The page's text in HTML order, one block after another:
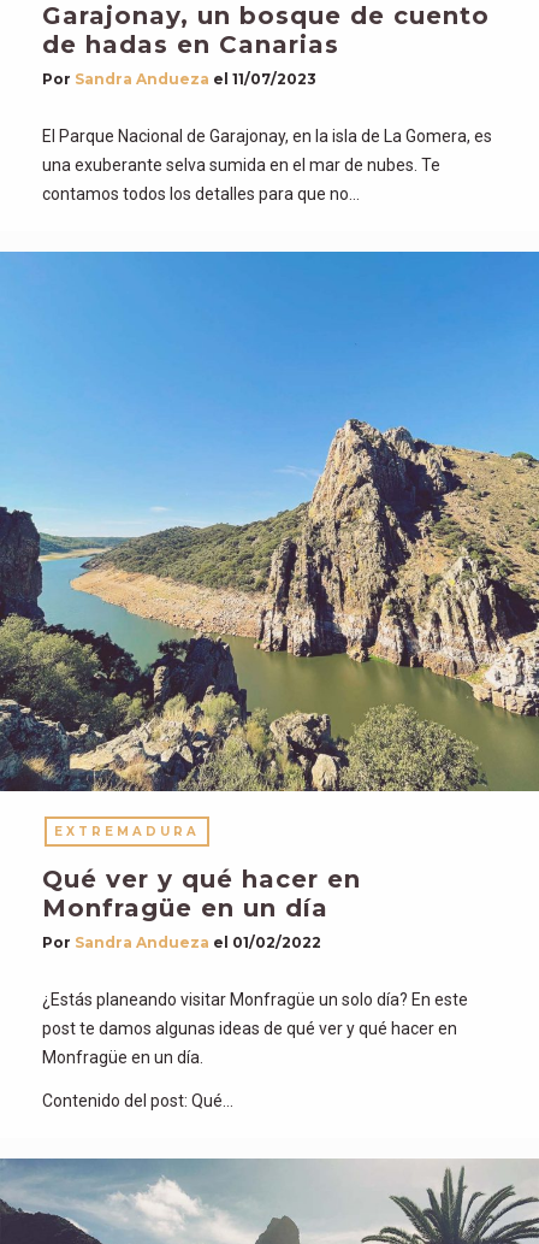
Garajonay, un bosque de cuento
de hadas en Canarias
Por Sandra Andueza el 11/07/2023
El Parque Nacional de Garajonay, en la isla de La Gomera, es
una exuberante selva sumida en el mar de nubes. Te
contamos todos los detalles para que no…
EXTREMADURA
Qué ver y qué hacer en
Monfragüe en un día
Por Sandra Andueza el 01/02/2022
¿Estás planeando visitar Monfragüe un solo día? En este
post te damos algunas ideas de qué ver y qué hacer en
Monfragüe en un día.
Contenido del post: Qué…